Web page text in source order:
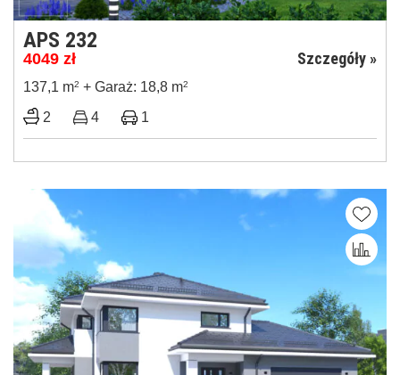
APS 232
4049 zł Szczegóły »
137,1 m2 + Garaż: 18,8 m2
2 4 1